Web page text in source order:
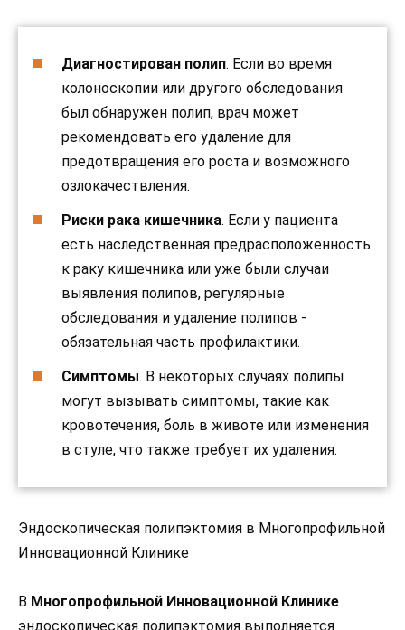
Диагностирован полип. Если во время
колоноскопии или другого обследования
был обнаружен полип, врач может
рекомендовать его удаление для
предотвращения его роста и возможного
озлокачествления.
Риски рака кишечника. Если у пациента
есть наследственная предрасположенность
к раку кишечника или уже были случаи
выявления полипов, регулярные
обследования и удаление полипов -
обязательная часть профилактики.
Симптомы. В некоторых случаях полипы
могут вызывать симптомы, такие как
кровотечения, боль в животе или изменения
в стуле, что также требует их удаления.
Эндоскопическая полипэктомия в Многопрофильной
Инновационной Клинике
В Многопрофильной Инновационной Клинике
эндоскопическая полипэктомия выполняется